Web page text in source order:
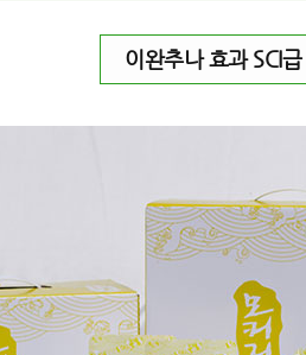
이완추나 효과 SCI